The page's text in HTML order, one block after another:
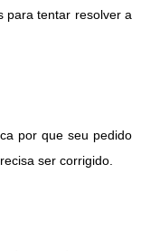
para tentar resolver a
por que seu pedido
ser corrigido.